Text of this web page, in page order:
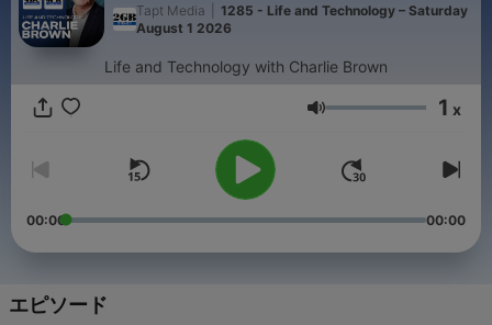
Tapt Media
1285 - Life and Technology – Saturday
August 1 2026
Life and Technology with Charlie Brown
音量 1 x
00:00 00:00
エピソード